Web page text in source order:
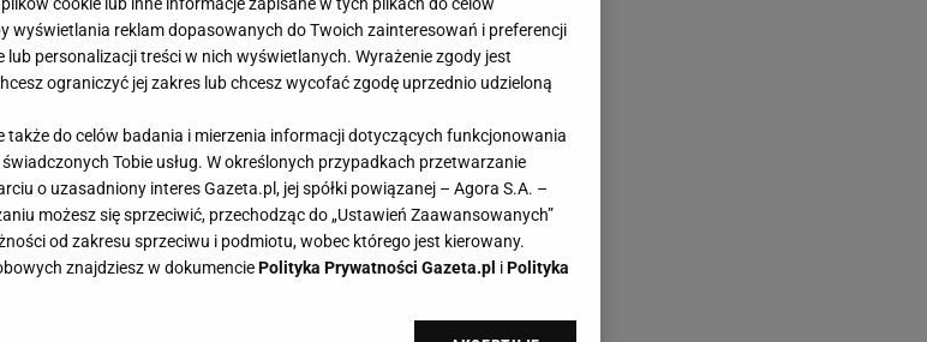
wyświetlania reklam dopasowanych do Twoich zainteresowań i preferencji
personalizacji treści w nich wyświetlanych. Wyrażenie zgody jest
ograniczyć jej zakres lub chcesz wycofać zgodę uprzednio udzieloną
do celów badania i mierzenia informacji dotyczących funkcjonowania
Tobie usług. W określonych przypadkach przetwarzanie
o uzasadniony interes Gazeta.pl, jej spółki powiązanej – Agora S.A. –
możesz się sprzeciwić, przechodząc do „Ustawień Zaawansowanych”
od zakresu sprzeciwu i podmiotu, wobec którego jest kierowany.
znajdziesz w dokumenciePolityka Prywatności Gazeta.pl iPolityka